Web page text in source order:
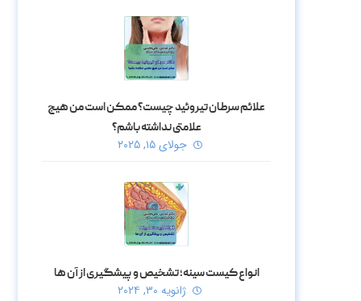
علائم سرطان تیروئید چیست؟ ممکن است من هیچ
علامتی نداشته باشم؟
جولای ۱۵, ۲۰۲۵
انواع کیست سینه؛ تشخیص و پیشگیری از آن ها
ژانویه ۳۰, ۲۰۲۴